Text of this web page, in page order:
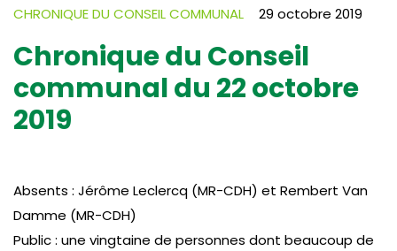
CHRONIQUE DU CONSEIL COMMUNAL 29 octobre 2019
Chronique du Conseil
communal du 22 octobre
2019
Absents : Jérôme Leclercq (MR-CDH) et Rembert Van
Damme (MR-CDH)
Public : une vingtaine de personnes dont beaucoup de